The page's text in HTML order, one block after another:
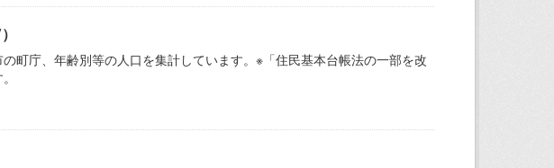
町庁、年齢別等の人口を集計しています。※「住民基本台帳法の一部を改